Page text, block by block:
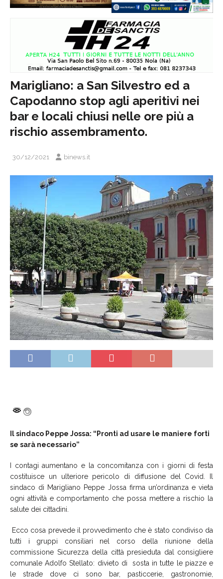
Marigliano: a San Silvestro ed a
Capodanno stop agli aperitivi nei
bar e locali chiusi nelle ore più a
rischio assembramento.
30/12/2021 binews.it
Il sindaco Peppe Jossa: “Pronti ad usare le maniere forti
se sarà necessario”
I contagi aumentano e la concomitanza con i giorni di festa
costituisce un ulteriore pericolo di diffusione del Covid. Il
sindaco di Marigliano Peppe Jossa firma un’ordinanza e vieta
ogni attività e comportamento che possa mettere a rischio la
salute dei cittadini.
Ecco cosa prevede il provvedimento che è stato condiviso da
tutti i gruppi consiliari nel corso della riunione della
commissione Sicurezza della città presieduta dal consigliere
comunale Adolfo Stellato: divieto di sosta in tutte le piazze e
le strade dove ci sono bar, pasticcerie, gastronomie,